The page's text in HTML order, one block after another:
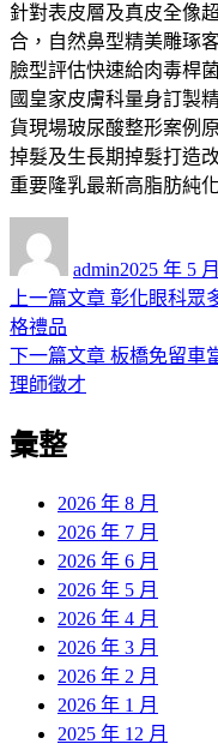
針對表皮層及真皮全像超
合，自然鼻型精美雕琢
臉型評估快速給肉毒桿
國皇家皮膚科量身訂製
貨現場玻尿酸整形案例
掉髮及生長期掉髮打造
重要隆乳最新高脂肪純
admin佈
日
2025 年 5
文
章
導
覽
上一篇文章 上
篇
彰化眼科眾
格禮品
下一篇文章 下
板橋免留車
理師徵才
彙整
2026 年 8 月
2026 年 7 月
2026 年 6 月
2026 年 5 月
2026 年 4 月
2026 年 3 月
2026 年 2 月
2026 年 1 月
2025 年 12 月